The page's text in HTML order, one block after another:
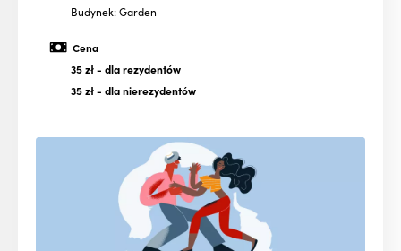
Budynek: Garden
Cena
35 zł- dla rezydentów
35 zł- dla nierezydentów